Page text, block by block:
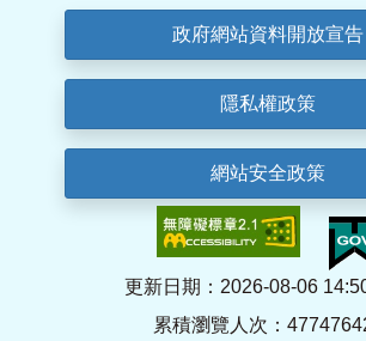
政府網站資料開放宣告
隱私權政策
網站安全政策
更新日期：2026-08-06
累積瀏覽人次：